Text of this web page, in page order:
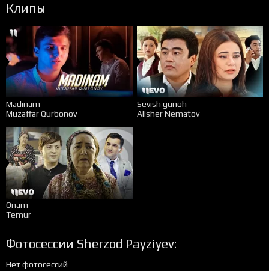
Клипы
Madinam
Muzaffar Qurbonov
Sevish gunoh
Alisher Nematov
Onam
Temur
Фотосессии Sherzod Payziyev:
Нет фотосессий